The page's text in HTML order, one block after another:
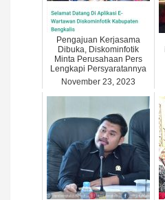
Pengajuan Kerjasama
Dibuka, Diskominfotik
Minta Perusahaan Pers
Lengkapi Persyaratannya
November 23, 2023